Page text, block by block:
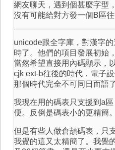
網友聊天，遇到個甚麼字型
沒有可能給對方發一個B區往
unicode跟全字庫，對漢字
時了。他們的項目發展初始
當然希望直接用內碼顯示，
cjk ext-b往後的時代，電子
那個時代完全不可同日而語了
我現在用的碼表只支援到a
便。反倒是碼表小的更精簡。
但是有些人做倉頡碼表，只
我覺的這又太精簡了。我覺